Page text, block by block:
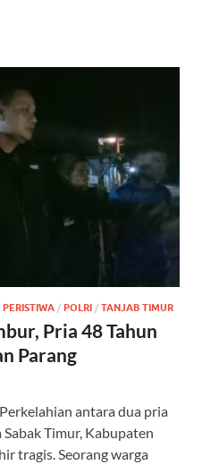
PERISTIWA / POLRI / TANJAB TIMUR
Pria 48 Tahun
Parang
antara dua pria
Timur, Kabupaten
tragis. Seorang warga